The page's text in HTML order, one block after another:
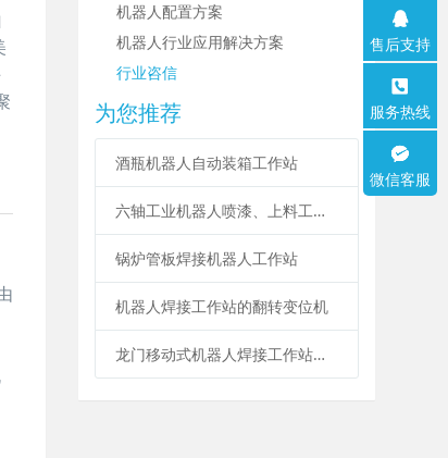
机器人配置方案
机器人行业应用解决方案
行业咨信
为您推荐
酒瓶机器人自动装箱工作站
六轴工业机器人喷漆、上料工作站
锅炉管板焊接机器人工作站
机器人焊接工作站的翻转变位机
龙门移动式机器人焊接工作站系统
售后支持
服务热线
微信客服